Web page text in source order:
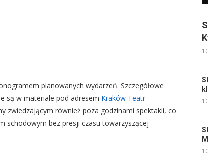
planowanych wydarzeń. Szczegółowe
są w materiale pod adresem Kraków Teatr
zwiedzającym również poza godzinami spektakli, co
schodowym bez presji czasu towarzyszącej